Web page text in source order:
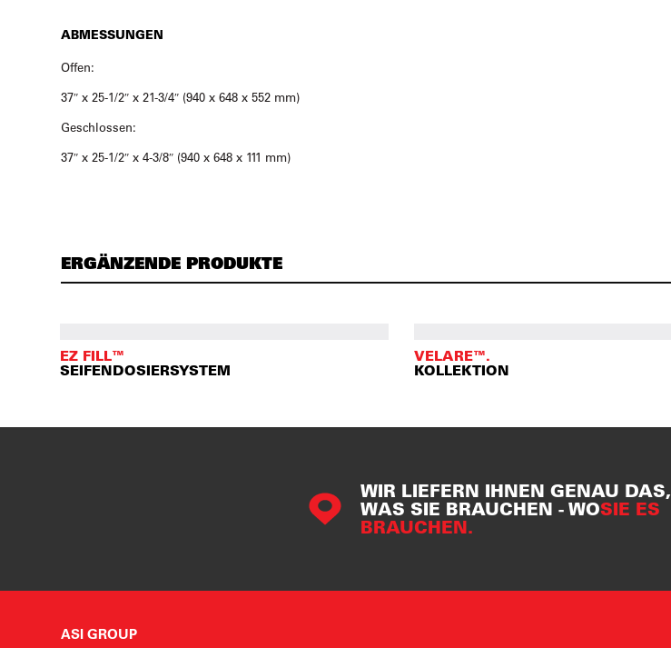
ABMESSUNGEN
Offen:
37″ x 25-1/2″ x 21-3/4″ (940 x 648 x 552 mm)
Geschlossen:
37″ x 25-1/2″ x 4-3/8″ (940 x 648 x 111 mm)
ERGÄNZENDE PRODUKTE
EZ FILL™
SEIFENDOSIERSYSTEM
VELARE™.
KOLLEKTION
WIR LIEFERN IHNEN GENAU DAS,
WAS SIE BRAUCHEN - WOSIE ES
BRAUCHEN.
ASI GROUP